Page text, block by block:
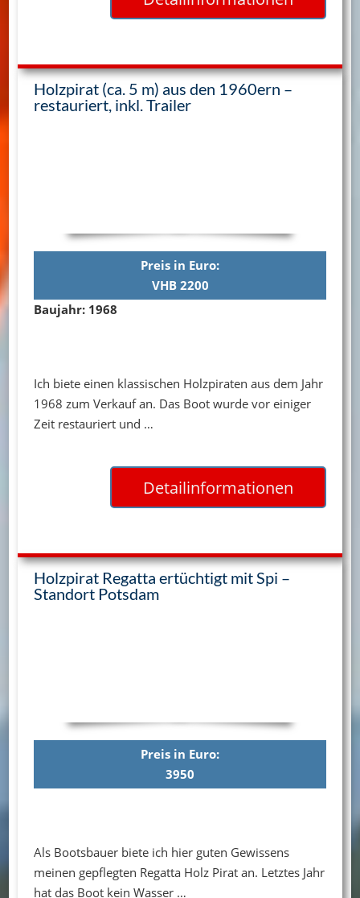
Holzpirat (ca. 5 m) aus den 1960ern –
restauriert, inkl. Trailer
Preis in Euro:
VHB 2200
Baujahr: 1968
Ich biete einen klassischen Holzpiraten aus dem Jahr
1968 zum Verkauf an. Das Boot wurde vor einiger
Zeit restauriert und …
Detailinformationen
Holzpirat Regatta ertüchtigt mit Spi –
Standort Potsdam
Preis in Euro:
3950
Als Bootsbauer biete ich hier guten Gewissens
meinen gepflegten Regatta Holz Pirat an. Letztes Jahr
hat das Boot kein Wasser …